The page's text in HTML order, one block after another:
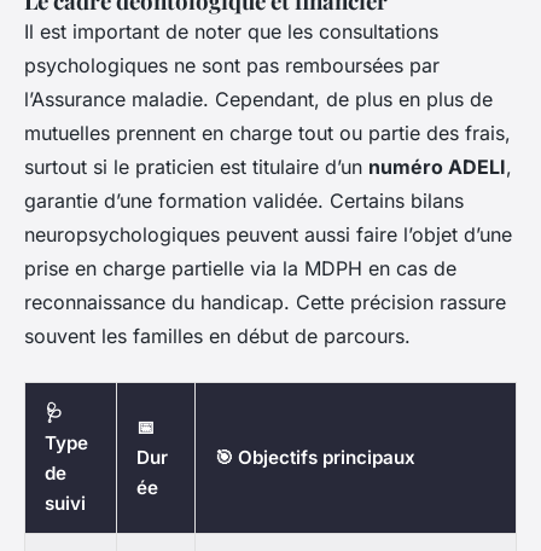
Il est important de noter que les consultations
psychologiques ne sont pas remboursées par
l’Assurance maladie. Cependant, de plus en plus de
mutuelles prennent en charge tout ou partie des frais,
surtout si le praticien est titulaire d’un numéro ADELI,
garantie d’une formation validée. Certains bilans
neuropsychologiques peuvent aussi faire l’objet d’une
prise en charge partielle via la MDPH en cas de
reconnaissance du handicap. Cette précision rassure
souvent les familles en début de parcours.
🩺
Type
de
suivi
📅
Dur
ée
🎯 Objectifs principaux